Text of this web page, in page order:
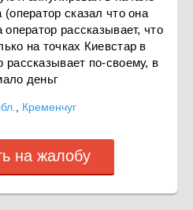
сказал что она
рассказывает, что
на точках Киевстар в
рассказывает по-своему, в
деньг
Кременчуг
на жалобу